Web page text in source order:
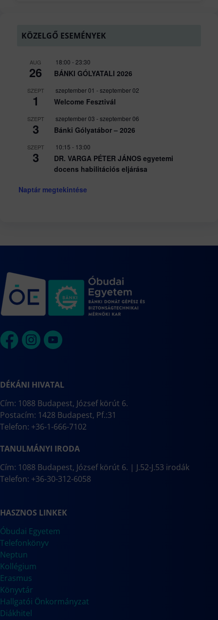
KÖZELGŐ ESEMÉNYEK
AUG
26
18:00 - 23:30
BÁNKI GÓLYATALI 2026
SZEPT
1
szeptember 01 -szeptember 02
Welcome Fesztivál
SZEPT
3
szeptember 03 -szeptember 06
Bánki Gólyatábor – 2026
SZEPT
3
10:15 - 13:00
DR. VARGA PÉTER JÁNOS egyetemi
docens habilitációs eljárása
Naptár megtekintése
DÉKÁNI HIVATAL
Cím: 1088 Budapest, József körút 6.
Postacím: 1428 Budapest, Pf.:31
Telefon: +36-1-666-7102
TANULMÁNYI IRODA
Cím: 1088 Budapest, József körút 6. | J.52-J.53 irodák
Telefon: +36-30-312-6058
HASZNOS LINKEK
Óbudai Egyetem
Telefonkönyv
Neptun
Kollégium
Erasmus
Könyvtár
Hallgatói Önkormányzat
Diákhitel